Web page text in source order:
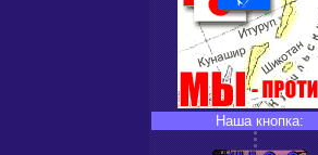
Наша кнопка: